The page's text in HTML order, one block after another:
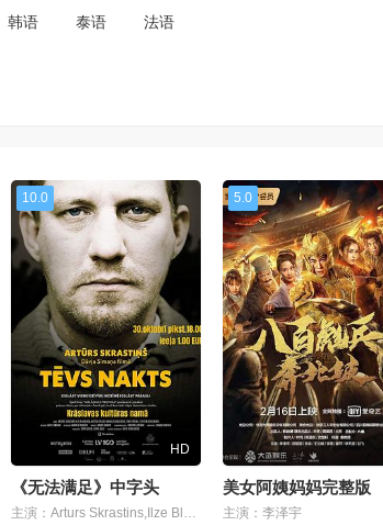
韩语 泰语 法语
10.0
HD
《无法满足》中字头
主演：Arturs Skrastins,Ilze Blauberga,Matiss Kipluks,Henrijs Arajs,Elza Alberina,Mihails Karasikovs,Toms Treinis,斯特芬·施曼,Imants Erdmans,Madara Paeglkalns,Arnis Ozols,Armands Ikalis,Lauma Balode,Si
5.0
美女阿姨妈妈完整版
主演：李泽宇